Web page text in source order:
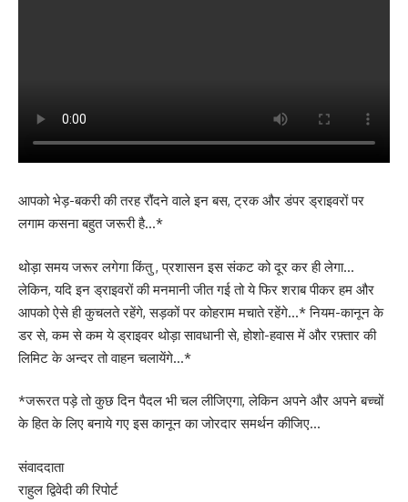
आपको भेड़-बकरी की तरह रौंदने वाले इन बस, ट्रक और डंपर ड्राइवरों पर
लगाम कसना बहुत जरूरी है…*
थोड़ा समय जरूर लगेगा किंतु , प्रशासन इस संकट को दूर कर ही लेगा…
लेकिन, यदि इन ड्राइवरों की मनमानी जीत गई तो ये फिर शराब पीकर हम और
आपको ऐसे ही कुचलते रहेंगे, सड़कों पर कोहराम मचाते रहेंगे…* नियम-कानून के
डर से, कम से कम ये ड्राइवर थोड़ा सावधानी से, होशो-हवास में और रफ़्तार की
लिमिट के अन्दर तो वाहन चलायेंगे…*
*जरूरत पड़े तो कुछ दिन पैदल भी चल लीजिएगा, लेकिन अपने और अपने बच्चों
के हित के लिए बनाये गए इस कानून का जोरदार समर्थन कीजिए…
संवाददाता
राहुल द्विवेदी की रिपोर्ट